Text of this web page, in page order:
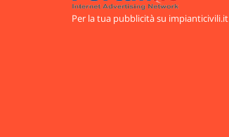
Per la tua pubblicità su impianticivili.it